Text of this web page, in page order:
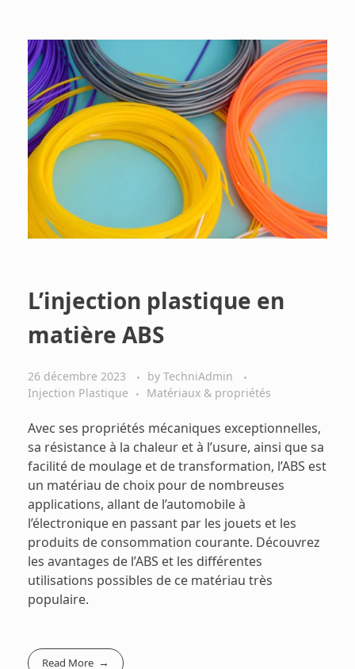
L’injection plastique en
matière ABS
26 décembre 2023 by TechniAdmin
Injection Plastique
Matériaux & propriétés
Avec ses propriétés mécaniques exceptionnelles,
sa résistance à la chaleur et à l’usure, ainsi que sa
facilité de moulage et de transformation, l’ABS est
un matériau de choix pour de nombreuses
applications, allant de l’automobile à
l’électronique en passant par les jouets et les
produits de consommation courante. Découvrez
les avantages de l’ABS et les différentes
utilisations possibles de ce matériau très
populaire.
Read More